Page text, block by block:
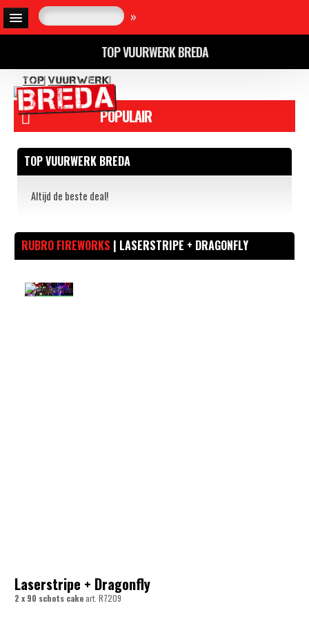
»
TOP VUURWERK BREDA
POPULAIR
TOP VUURWERK BREDA
Altijd de beste deal!
RUBRO FIREWORKS | LASERSTRIPE + DRAGONFLY
Laserstripe + Dragonfly
2 x 90 schots cakeart. R7209